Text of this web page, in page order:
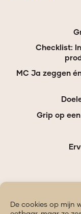
De cookies op mijn
Checklist:
MC Ja zeggen
Grip op